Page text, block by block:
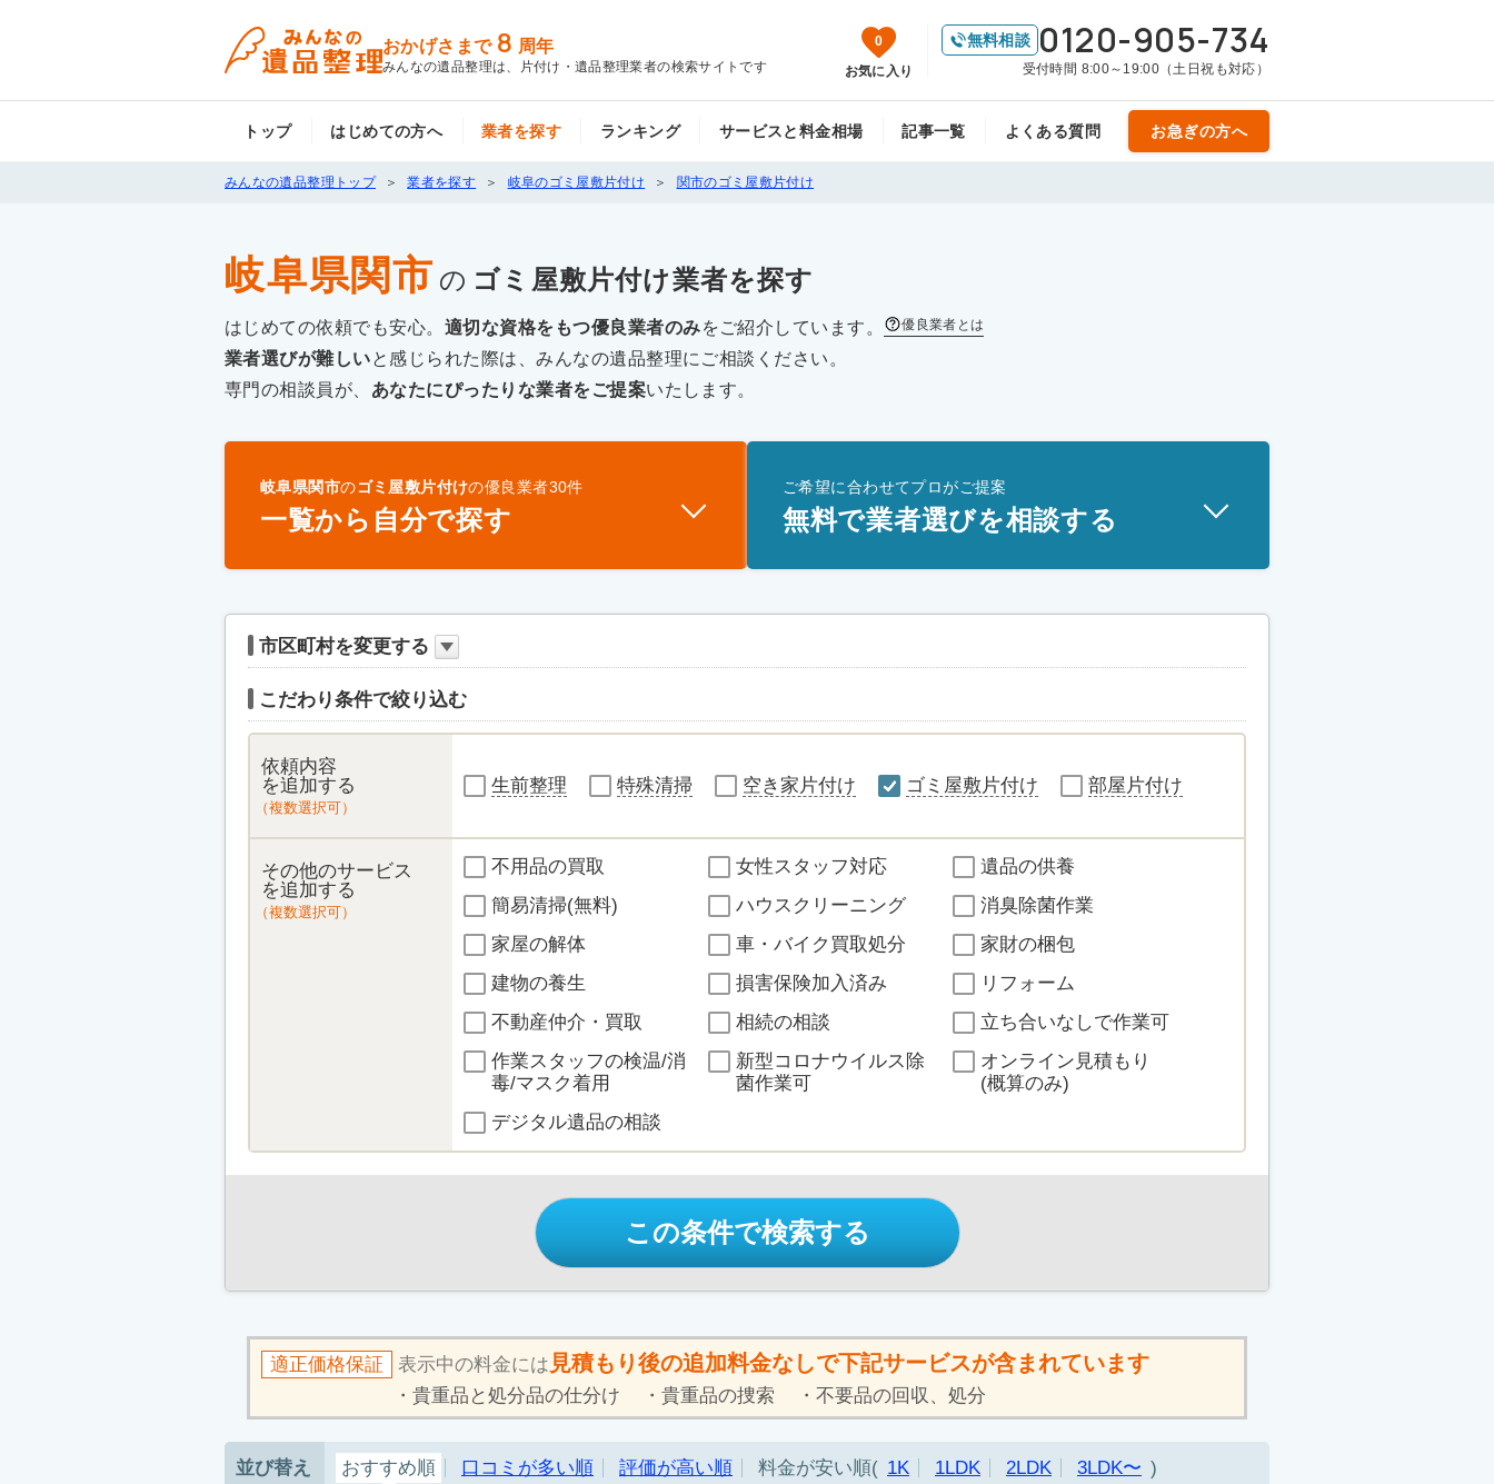
おかげさまで 8 周年
みんなの遺品整理は、片付け・遺品整理業者の検索サイトです
0
お気に入り
無料相談 0120-905-734
受付時間 8:00～19:00（土日祝も対応）
トップ はじめての方へ 業者を探す ランキング サービスと料金相場 記事一覧 よくある質問 お急ぎの方へ
みんなの遺品整理トップ 業者を探す 岐阜のゴミ屋敷片付け 関市のゴミ屋敷片付け
岐阜県関市 の ゴミ屋敷片付け業者を探す
はじめての依頼でも安心。 適切な資格をもつ優良業者のみをご紹介しています。 優良業者とは
業者選びが難しいと感じられた際は、みんなの遺品整理にご相談ください。
専門の相談員が、 あなたにぴったりな業者をご提案いたします。
岐阜県関市のゴミ屋敷片付けの優良業者30件
一覧から自分で探す
ご希望に合わせてプロがご提案
無料で業者選びを相談する
市区町村を変更する
こだわり条件で絞り込む
依頼内容
を追加する
（複数選択可）
生前整理 特殊清掃 空き家片付け ゴミ屋敷片付け 部屋片付け
その他のサービス
を追加する
（複数選択可）
不用品の買取 女性スタッフ対応
遺品の供養
簡易清掃(無料)
ハウスクリーニング
消臭除菌作業
家屋の解体
車・バイク買取処分
家財の梱包
建物の養生
損害保険加入済み
リフォーム
不動産仲介・買取
相続の相談
立ち合いなしで作業可
作業スタッフの検温/消
毒/マスク着用
新型コロナウイルス除
菌作業可
オンライン見積もり
(概算のみ)
デジタル遺品の相談
この条件で検索する
適正価格保証 表示中の料金には 見積もり後の追加料金なしで下記サービスが含まれています
貴重品と処分品の仕分け 貴重品の捜索 不要品の回収、処分
並び替え おすすめ順 口コミが多い順 評価が高い順 料金が安い順 1K 1LDK 2LDK 3LDK〜